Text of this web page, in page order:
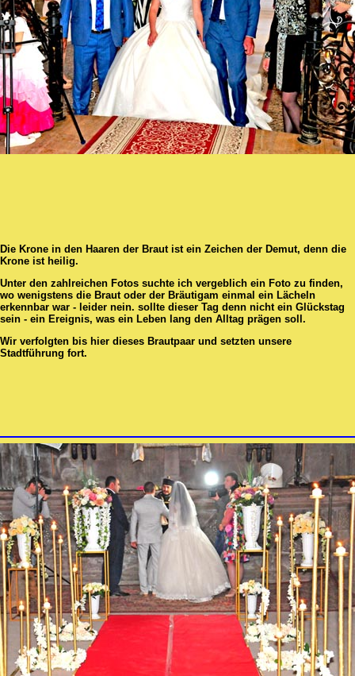
Die Krone in den Haaren der Braut ist ein Zeichen der Demut, denn die
Krone ist heilig.
Unter den zahlreichen Fotos suchte ich vergeblich ein Foto zu finden,
wo wenigstens die Braut oder der Bräutigam einmal ein Lächeln
erkennbar war - leider nein. sollte dieser Tag denn nicht ein Glückstag
sein - ein Ereignis, was ein Leben lang den Alltag prägen soll.
Wir verfolgten bis hier dieses Brautpaar und setzten unsere
Stadtführung fort.